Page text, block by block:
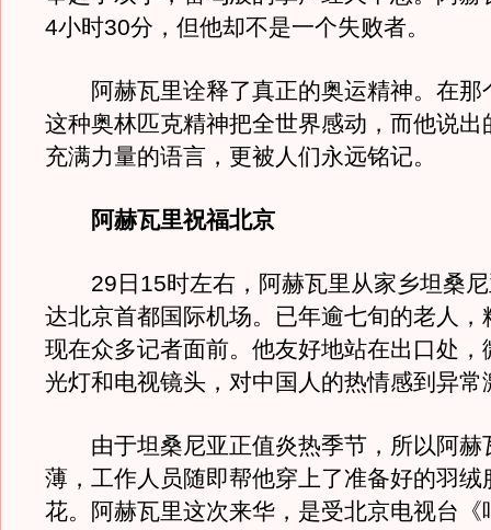
4小时30分，但他却不是一个失败者。
阿赫瓦里诠释了真正的奥运精神。在那
这种奥林匹克精神把全世界感动，而他说出
充满力量的语言，更被人们永远铭记。
阿赫瓦里祝福北京
29日15时左右，阿赫瓦里从家乡坦桑尼
达北京首都国际机场。已年逾七旬的老人，
现在众多记者面前。他友好地站在出口处，
光灯和电视镜头，对中国人的热情感到异常
由于坦桑尼亚正值炎热季节，所以阿赫
薄，工作人员随即帮他穿上了准备好的羽绒
花。阿赫瓦里这次来华，是受北京电视台《